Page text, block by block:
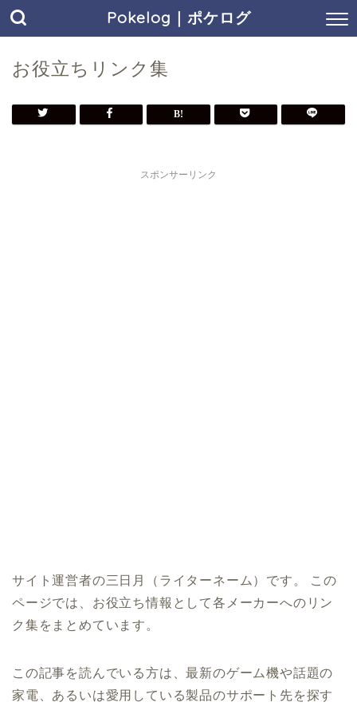
Pokelog｜ポケログ
お役立ちリンク集
スポンサーリンク
サイト運営者の三日月（ライターネーム）です。 この
ページでは、お役立ち情報として各メーカーへのリン
ク集をまとめています。
この記事を読んでいる方は、最新のゲーム機や話題の
家電、あるいは愛用している製品のサポート先を探す